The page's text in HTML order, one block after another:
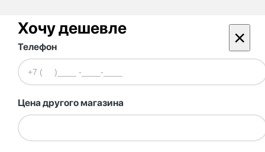
Хочу дешевле ×
Телефон
Цена другого магазина